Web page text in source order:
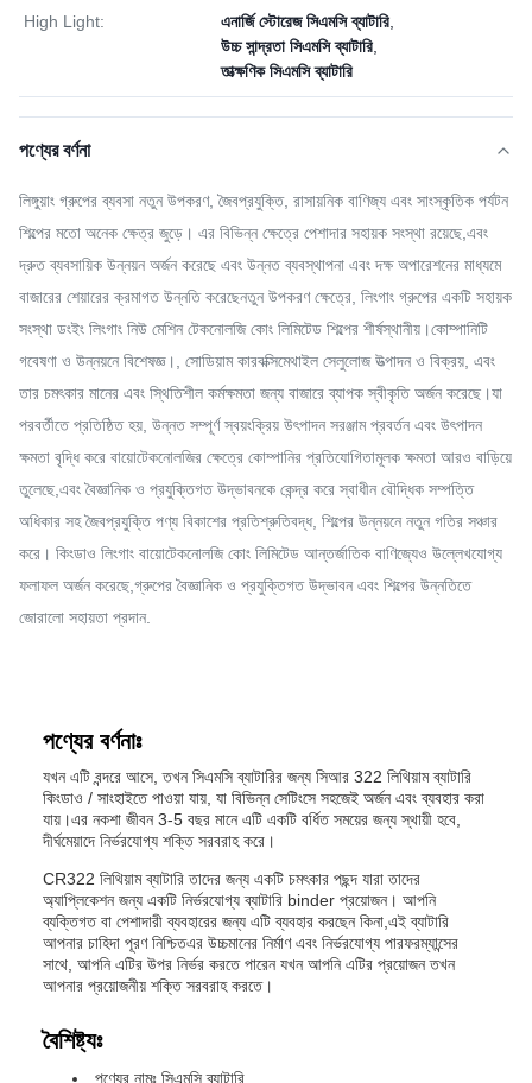
High Light: এনার্জি স্টোরেজ সিএমসি ব্যাটারি
উচ্চ সান্দ্রতা সিএমসি ব্যাটারি
তাত্ক্ষণিক সিএমসি ব্যাটারি
পণ্যের বর্ণনা
লিঙ্গুয়াং গ্রুপের ব্যবসা নতুন উপকরণ, জৈবপ্রযুক্তি, রাসায়নিক বাণিজ্য এবং সাংস্কৃতিক পর্যটন
শিল্পের মতো অনেক ক্ষেত্র জুড়ে। এর বিভিন্ন ক্ষেত্রে পেশাদার সহায়ক সংস্থা রয়েছে,এবং
দ্রুত ব্যবসায়িক উন্নয়ন অর্জন করেছে এবং উন্নত ব্যবস্থাপনা এবং দক্ষ অপারেশনের মাধ্যমে
বাজারের শেয়ারের ক্রমাগত উন্নতি করেছেনতুন উপকরণ ক্ষেত্রে, লিংগাং গ্রুপের একটি সহায়ক
সংস্থা ডংইং লিংগাং নিউ মেশিন টেকনোলজি কোং লিমিটেড শিল্পের শীর্ষস্থানীয়।কোম্পানিটি
গবেষণা ও উন্নয়নে বিশেষজ্ঞ।, সোডিয়াম কারবক্সিমেথাইল সেলুলোজ উত্পাদন ও বিক্রয়, এবং
তার চমৎকার মানের এবং স্থিতিশীল কর্মক্ষমতা জন্য বাজারে ব্যাপক স্বীকৃতি অর্জন করেছে।যা
পরবর্তীতে প্রতিষ্ঠিত হয়, উন্নত সম্পূর্ণ স্বয়ংক্রিয় উৎপাদন সরঞ্জাম প্রবর্তন এবং উৎপাদন
ক্ষমতা বৃদ্ধি করে বায়োটেকনোলজির ক্ষেত্রে কোম্পানির প্রতিযোগিতামূলক ক্ষমতা আরও বাড়িয়ে
তুলেছে,এবং বৈজ্ঞানিক ও প্রযুক্তিগত উদ্ভাবনকে কেন্দ্র করে স্বাধীন বৌদ্ধিক সম্পত্তি
অধিকার সহ জৈবপ্রযুক্তি পণ্য বিকাশের প্রতিশ্রুতিবদ্ধ, শিল্পের উন্নয়নে নতুন গতির সঞ্চার
করে। কিংডাও লিংগাং বায়োটেকনোলজি কোং লিমিটেড আন্তর্জাতিক বাণিজ্যেও উল্লেখযোগ্য
ফলাফল অর্জন করেছে,গ্রুপের বৈজ্ঞানিক ও প্রযুক্তিগত উদ্ভাবন এবং শিল্পের উন্নতিতে
জোরালো সহায়তা প্রদান.
পণ্যের বর্ণনাঃ
যখন এটি বন্দরে আসে, তখন সিএমসি ব্যাটারির জন্য সিআর 322 লিথিয়াম ব্যাটারি
কিংডাও / সাংহাইতে পাওয়া যায়, যা বিভিন্ন সেটিংসে সহজেই অর্জন এবং ব্যবহার করা
যায়।এর নকশা জীবন 3-5 বছর মানে এটি একটি বর্ধিত সময়ের জন্য স্থায়ী হবে,
দীর্ঘমেয়াদে নির্ভরযোগ্য শক্তি সরবরাহ করে।
CR322 লিথিয়াম ব্যাটারি তাদের জন্য একটি চমৎকার পছন্দ যারা তাদের
অ্যাপ্লিকেশন জন্য একটি নির্ভরযোগ্য ব্যাটারি binder প্রয়োজন। আপনি
ব্যক্তিগত বা পেশাদারী ব্যবহারের জন্য এটি ব্যবহার করছেন কিনা,এই ব্যাটারি
আপনার চাহিদা পূরণ নিশ্চিতএর উচ্চমানের নির্মাণ এবং নির্ভরযোগ্য পারফরম্যান্সের
সাথে, আপনি এটির উপর নির্ভর করতে পারেন যখন আপনি এটির প্রয়োজন তখন
আপনার প্রয়োজনীয় শক্তি সরবরাহ করতে।
বৈশিষ্ট্যঃ
পণ্যের নামঃ সিএমসি ব্যাটারি